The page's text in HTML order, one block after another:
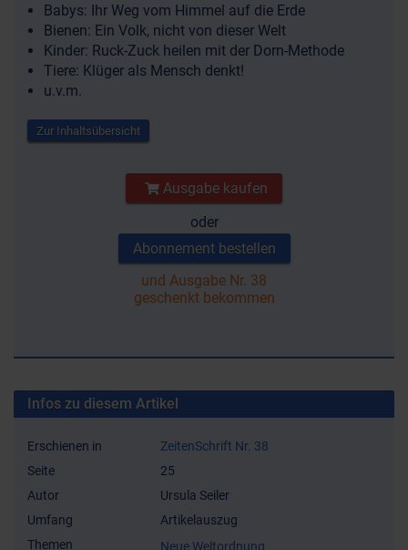
Babys: Ihr Weg vom Himmel auf die Erde
Bienen: Ein Volk, nicht von dieser Welt
Kinder: Ruck-Zuck heilen mit der Dorn-Methode
Tiere: Klüger als Mensch denkt!
u.v.m.
Zur Inhaltsübersicht
Ausgabe kaufen
oder
Abonnement bestellen
und Ausgabe Nr. 38
geschenkt bekommen
Infos zu diesem Artikel
Erschienen in
ZeitenSchrift Nr. 38
Seite
25
Autor
Ursula Seiler
Umfang
Artikelauszug
Themen
Neue Weltordnung